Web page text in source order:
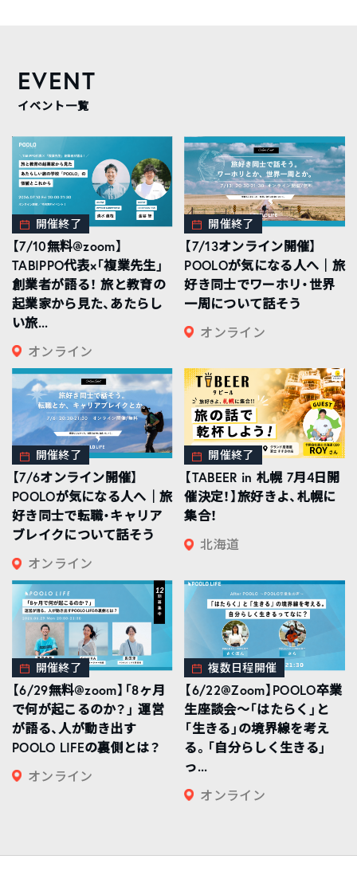
EVENT
イベント一覧
開催終了
【7/10無料@zoom】
TABIPPO代表×「複業先生」
創業者が語る！ 旅と教育の
起業家から見た、あたらし
い旅...
オンライン
開催終了
【7/13オンライン開催】
POOLOが気になる人へ｜旅
好き同士でワーホリ・世界
一周について話そう
オンライン
開催終了
【7/6オンライン開催】
POOLOが気になる人へ｜旅
好き同士で転職・キャリア
ブレイクについて話そう
オンライン
開催終了
【TABEER in 札幌 7月4日開
催決定！】旅好きよ、札幌に
集合！
北海道
開催終了
【6/29無料@zoom】「8ヶ月
で何が起こるのか？」 運営
が語る、人が動き出す
POOLO LIFEの裏側とは？
オンライン
複数日程開催
【6/22@Zoom】POOLO卒業
生座談会〜「はたらく」と
「生きる」の境界線を考え
る。「自分らしく生きる」
っ...
オンライン